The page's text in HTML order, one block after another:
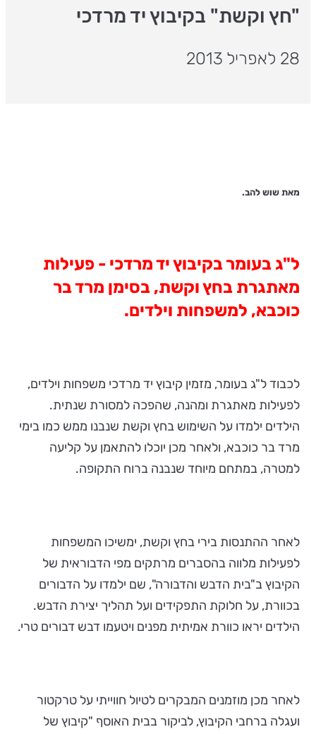
"חץ וקשת" בקיבוץ יד מרדכי
28 לאפריל 2013
מאת שוש להב.
ל"ג בעומר בקיבוץ יד מרדכי - פעילות
מאתגרת בחץ וקשת, בסימן מרד בר
כוכבא, למשפחות וילדים.
לכבוד ל"ג בעומר, מזמין קיבוץ יד מרדכי משפחות וילדים,
לפעילות מאתגרת ומהנה, שהפכה למסורת שנתית.
הילדים ילמדו על השימוש בחץ וקשת שנבנו ממש כמו בימי
מרד בר כוכבא, ולאחר מכן יוכלו להתאמן על קליעה
למטרה, במתחם מיוחד שנבנה ברוח התקופה.
לאחר ההתנסות בירי בחץ וקשת, ימשיכו המשפחות
לפעילות מלווה בהסברים מרתקים מפי הדבוראית של
הקיבוץ ב"בית הדבש והדבורה", שם ילמדו על הדבורים
בכוורת, על חלוקת התפקידים ועל תהליך יצירת הדבש.
הילדים יראו כוורת אמיתית מפנים ויטעמו דבש דבורים טרי.
לאחר מכן מוזמנים המבקרים לטיול חווייתי על טרקטור
ועגלה ברחבי הקיבוץ, לביקור בבית האוסף "קיבוץ של